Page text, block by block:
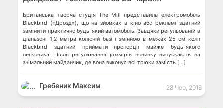
Британська творча студія The Mill представила електромобіль
Blackbird («Дрозд»), що на зйомках в кіно або рекламі здатний
замінити практично будь-який автомобіль. Завдяки регульованій в
діапазоні 1,2 метра колісній базі і змінною в межах 25 см колії
Blackbird здатний приймати пропорції майже будь-якого
легковика. Після регулювання розмірів новинку випускають на
знімальний майданчик, де вона виконує всі трюки замість […]
Гребеник Максим 28 Чер, 2016